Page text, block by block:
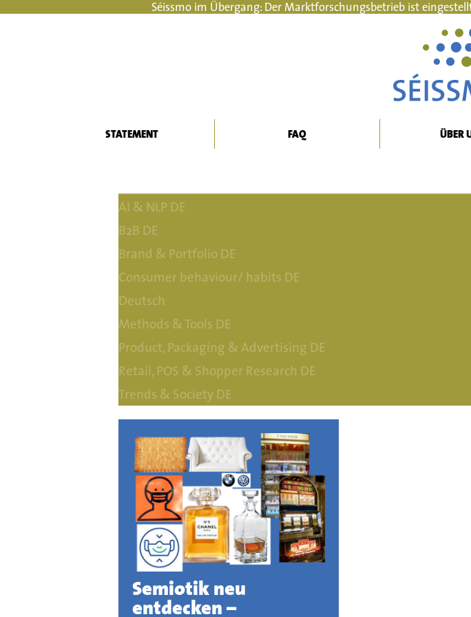
Séissmo im Übergang: Der Marktforschungsbetrieb ist
STATEMENT FAQ ÜBER
AI & NLP DE
B2B DE
Brand & Portfolio DE
Consumer behaviour/ habits DE
Deutsch
Methods & Tools DE
Product, Packaging & Advertising DE
Retail, POS & Shopper Research DE
Trends & Society DE
Semiotik neu
entdecken –